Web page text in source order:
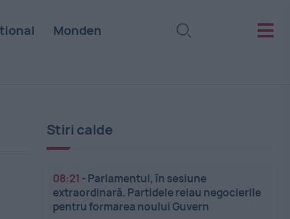
Monden
Stiri calde
08:21 - Parlamentul, în sesiune
extraordinară. Partidele reiau negocierile
pentru formarea noului Guvern